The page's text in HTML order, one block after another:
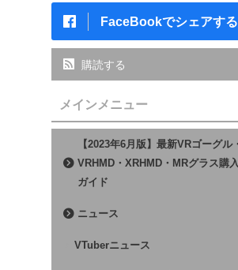
FaceBookでシェアする
購読する
メインメニュー
【2023年6月版】最新VRゴーグル・
VRHMD・XRHMD・MRグラス購
ガイド
ニュース
VTuberニュース